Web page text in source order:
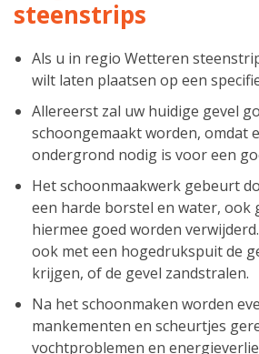
steenstrips
Als u in regio Wetteren
wilt laten plaatsen op een
Allereerst zal uw huidige gevel
schoongemaakt worden, omdat
ondergrond nodig is voor een
Het schoonmaakwerk gebeurt
een harde borstel en water, ook
hiermee goed worden
ook met een hogedrukspuit de
krijgen, of de gevel zandstralen.
Na het schoonmaken worden
mankementen en scheurtjes
vochtproblemen en